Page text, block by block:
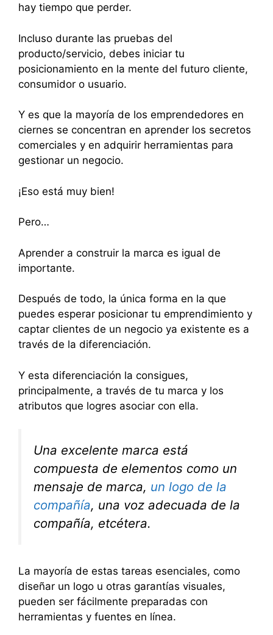
hay tiempo que perder.
Incluso durante las pruebas del
producto/servicio, debes iniciar tu
posicionamiento en la mente del futuro cliente,
consumidor o usuario.
Y es que la mayoría de los emprendedores en
ciernes se concentran en aprender los secretos
comerciales y en adquirir herramientas para
gestionar un negocio.
¡Eso está muy bien!
Pero…
Aprender a construir la marca es igual de
importante.
Después de todo, la única forma en la que
puedes esperar posicionar tu emprendimiento y
captar clientes de un negocio ya existente es a
través de la diferenciación.
Y esta diferenciación la consigues,
principalmente, a través de tu marca y los
atributos que logres asociar con ella.
Una excelente marca está
compuesta de elementos como un
mensaje de marca, un logo de la
compañía, una voz adecuada de la
compañía, etcétera.
La mayoría de estas tareas esenciales, como
diseñar un logo u otras garantías visuales,
pueden ser fácilmente preparadas con
herramientas y fuentes en línea.